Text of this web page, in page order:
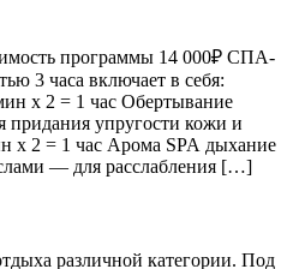
программы 14 000₽ СПА-
3 часа включает в себя:
х 2 = 1 час Обертывание
придания упругости кожи и
х 2 = 1 час Арома SPA дыхание
— для расслабления […]
различной категории. Под